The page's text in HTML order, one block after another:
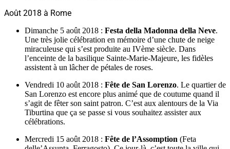
Août 2018 à Rome
Dimanche 5 août 2018 : Festa della Madonna della Neve.
Une très jolie célébration en mémoire d’une chute de neige
miraculeuse qui s’est produite au IVème siècle. Dans
l’enceinte de la basilique Sainte-Marie-Majeure, les fidèles
assistent à un lâcher de pétales de roses.
Vendredi 10 août 2018 : Fête de San Lorenzo. Le quartier de
San Lorenzo est encore plus animé que de coutume quand il
s’agit de fêter son saint patron. C’est aux alentours de la Via
Tiburtina que ça se passe si vous souhaitez assister aux
célébrations.
Mercredi 15 août 2018 : Fête de l’Assomption (Feta